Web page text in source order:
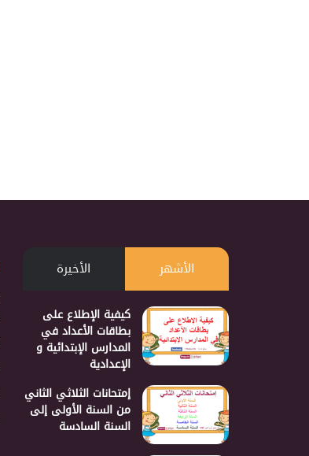
الأشهر الأخيرة
كيفية الإطلاع على
بطاقات الأعداد في
المدارس الإبتدائية و
الإعدادية
إمتحانات الثلاثي الثاني
من السنة الأولى إلى
السنة السادسة